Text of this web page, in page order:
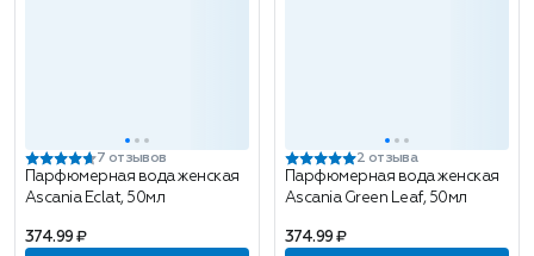
7 отзывов
Парфюмерная вода женская
Ascania Eclat, 50мл
374.99 ₽
2 отзыва
Парфюмерная вода женская
Ascania Green Leaf, 50мл
374.99 ₽